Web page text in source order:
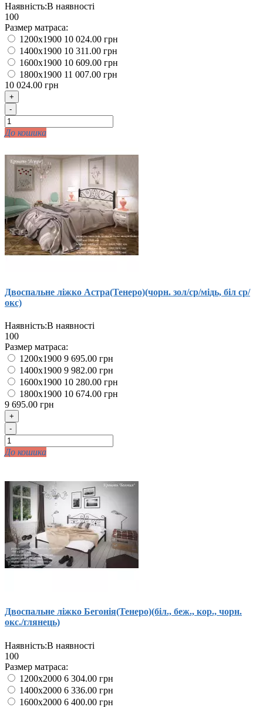
Наявність:В наявності
100
Размер матраса:
1200x1900 10 024.00 грн
1400x1900 10 311.00 грн
1600x1900 10 609.00 грн
1800x1900 11 007.00 грн
10 024.00 грн
+
-
До кошика
Двоспальне ліжко Астра(Тенеро)(чорн. зол/ср/мідь, біл ср/
окс)
Наявність:В наявності
100
Размер матраса:
1200x1900 9 695.00 грн
1400x1900 9 982.00 грн
1600x1900 10 280.00 грн
1800x1900 10 674.00 грн
9 695.00 грн
+
-
До кошика
Двоспальне ліжко Бегонія(Тенеро)(біл., беж., кор., чорн.
окс./глянець)
Наявність:В наявності
100
Размер матраса:
1200x2000 6 304.00 грн
1400x2000 6 336.00 грн
1600x2000 6 400.00 грн